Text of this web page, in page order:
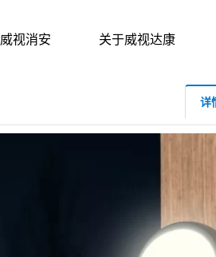
威视消安 关于威视达康
详